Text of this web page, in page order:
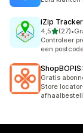
iZip Tracker
4,5van 5
(27)
27 •
Controleer
een
Gratis
Store